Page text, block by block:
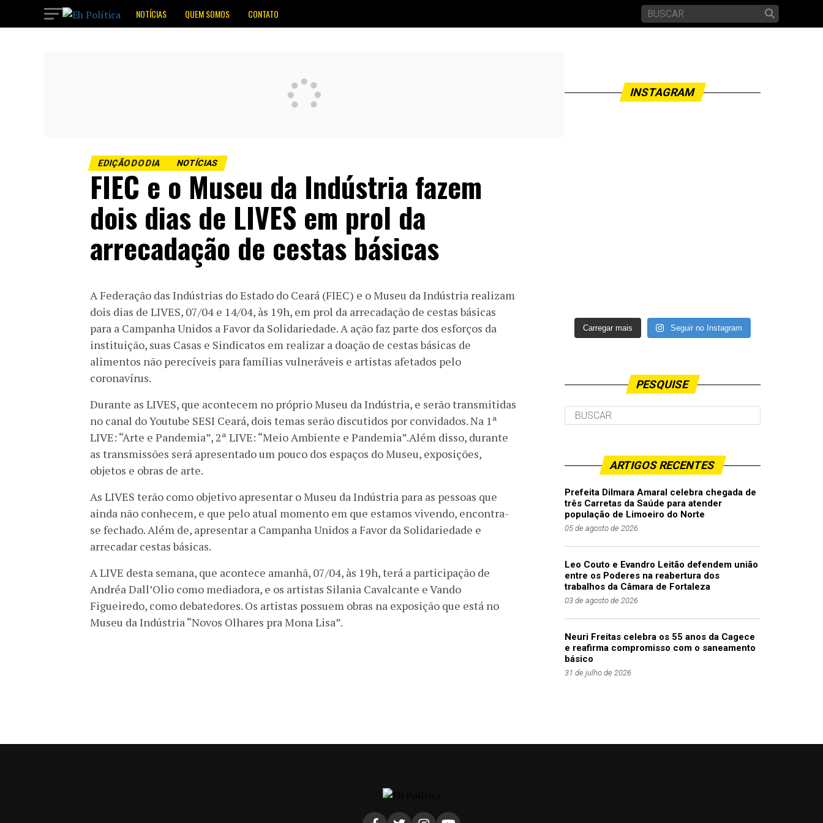
NOTÍCIAS QUEM SOMOS CONTATO
EDIÇÃO DO DIA NOTÍCIAS
FIEC e o Museu da Indústria fazem
dois dias de LIVES em prol da
arrecadação de cestas básicas
A Federação das Indústrias do Estado do Ceará (FIEC) e o Museu da Indústria realizam
dois dias de LIVES, 07/04 e 14/04, às 19h, em prol da arrecadação de cestas básicas
para a Campanha Unidos a Favor da Solidariedade. A ação faz parte dos esforços da
instituição, suas Casas e Sindicatos em realizar a doação de cestas básicas de
alimentos não perecíveis para famílias vulneráveis e artistas afetados pelo
coronavírus.
Durante as LIVES, que acontecem no próprio Museu da Indústria, e serão transmitidas
no canal do Youtube SESI Ceará, dois temas serão discutidos por convidados. Na 1ª
LIVE: “Arte e Pandemia”, 2ª LIVE: “Meio Ambiente e Pandemia”.Além disso, durante
as transmissões será apresentado um pouco dos espaços do Museu, exposições,
objetos e obras de arte.
As LIVES terão como objetivo apresentar o Museu da Indústria para as pessoas que
ainda não conhecem, e que pelo atual momento em que estamos vivendo, encontra-
se fechado. Além de, apresentar a Campanha Unidos a Favor da Solidariedade e
arrecadar cestas básicas.
A LIVE desta semana, que acontece amanhã, 07/04, às 19h, terá a participação de
Andréa Dall’Olio como mediadora, e os artistas Silania Cavalcante e Vando
Figueiredo, como debatedores. Os artistas possuem obras na exposição que está no
Museu da Indústria “Novos Olhares pra Mona Lisa”.
INSTAGRAM
Carregar mais Seguir no Instagram
PESQUISE
ARTIGOS RECENTES
Prefeita Dilmara Amaral celebra chegada de
três Carretas da Saúde para atender
população de Limoeiro do Norte
05 de agosto de 2026
Leo Couto e Evandro Leitão defendem união
entre os Poderes na reabertura dos
trabalhos da Câmara de Fortaleza
03 de agosto de 2026
Neuri Freitas celebra os 55 anos da Cagece
e reafirma compromisso com o saneamento
básico
31 de julho de 2026